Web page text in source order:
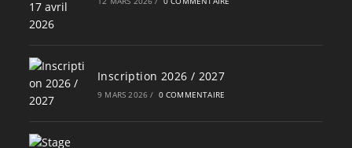
Inscription 2026 / 2027
9 MARS 2026 / 0 COMMENTAIRE